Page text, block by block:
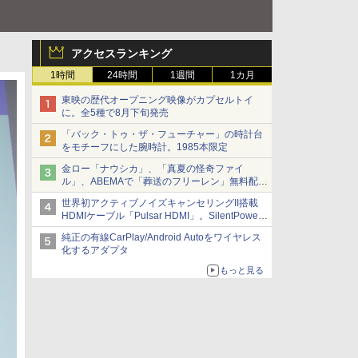
アクセスランキング
1時間 24時間 1週間 1カ月
東映の歴代オープニング映像がカプセルトイ
に。全5種で8月下旬発売
「バック・トゥ・ザ・フューチャー」の時計台
をモチーフにした腕時計。1985本限定
金ロー「ナウシカ」、「真夏の怪奇ファイ
ル」、ABEMAで「葬送のフリーレン」無料配信
など。夏の特番・配信情報
世界初アクティブノイズキャンセリングII搭載
HDMIケーブル「Pulsar HDMI」。SilentPower
から
純正の有線CarPlay/Android Autoをワイヤレス
化するアダプタ
もっと見る